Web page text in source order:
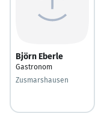
Björn Eberle
Gastronom
Zusmarshausen